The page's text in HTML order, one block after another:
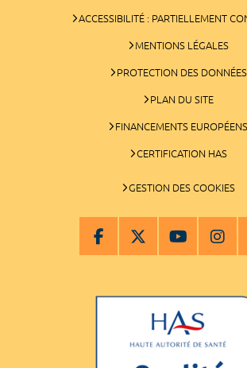
ACCESSIBILITÉ : PARTIELLEMENT
MENTIONS LÉGALES
PROTECTION DES DONNÉES
PLAN DU SITE
FINANCEMENTS EUROPÉENS
CERTIFICATION HAS
GESTION DES COOKIES